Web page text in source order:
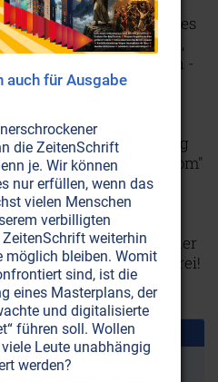
nicht leicht, ein natürliches
sie empfängnisbereit ist,
künstlichen Hormonen -
Danach
Wechseljahren
damit leben, daß sie,
keine natürliche Blutung
Syndrom"
schon ein
verhütet,
den
nimmt und erst noch der
macht - nebenwirkungsfrei!
für Ausgabe
die ZeitenSchrift
je. Wir können
nur erfüllen, wenn das
vielen Menschen
verbilligten
weiterhin
möglich bleiben. Womit
sind, ist die
eines Masterplans, der
und digitalisierte
führen soll. Wollen
Leute unabhängig
werden?